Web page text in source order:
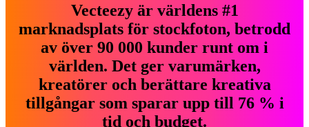
Vecteezy är världens #1
marknadsplats för stockfoton, betrodd
av över 90 000 kunder runt om i
världen. Det ger varumärken,
kreatörer och berättare kreativa
tillgångar som sparar upp till 76 % i
tid och budget.